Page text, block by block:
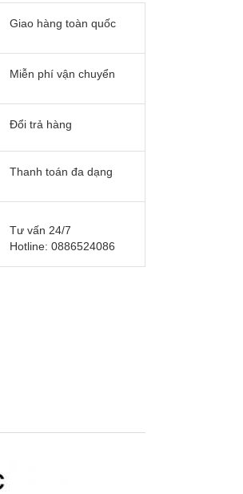
Giao hàng toàn quốc
Miễn phí vận chuyển
Đổi trả hàng
Thanh toán đa dạng
Tư vấn 24/7
Hotline: 0886524086